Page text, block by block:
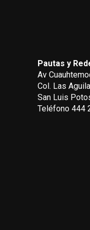
Pautas y
Av
Col. Las
San Luis
Teléfono 444